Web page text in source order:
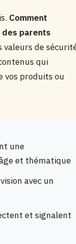
Comment
parents
valeurs de
qui
vos produits ou
une
et thématique
avec un
et signalent